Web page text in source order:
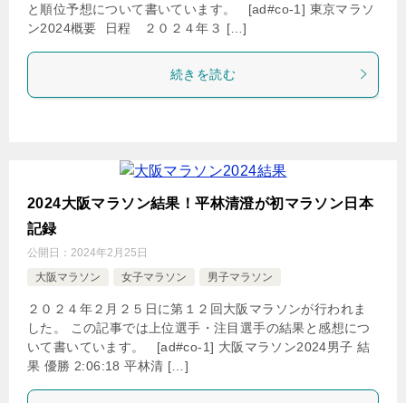
と順位予想について書いています。 [ad#co-1] 東京マラソ
ン2024概要 日程 ２０２４年３ […]
続きを読む
2024大阪マラソン結果！平林清澄が初マラソン日本
記録
公開日： 2024年2月25日
大阪マラソン
女子マラソン 男子マラソン
２０２４年２月２５日に第１２回大阪マラソンが行われま
した。 この記事では上位選手・注目選手の結果と感想につ
いて書いています。 [ad#co-1] 大阪マラソン2024男子 結
果 優勝 2:06:18 平林清 […]